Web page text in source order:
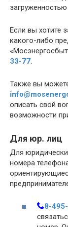
Если вы хотите
какого-либо
33-77.
Также вы
описать свой
возможности
Для юр. лиц
Для
номера
8-